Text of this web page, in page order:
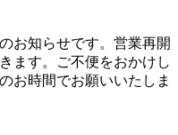
お知らせです。営業再開
ます。ご不便をおかけし
お時間でお願いいたしま